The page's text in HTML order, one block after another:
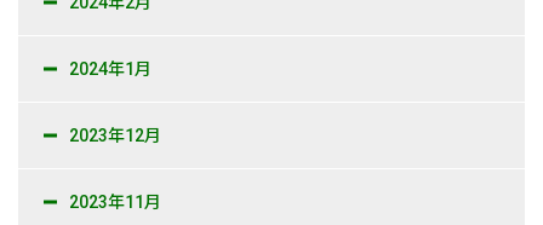
2024年1月
2023年12月
2023年11月